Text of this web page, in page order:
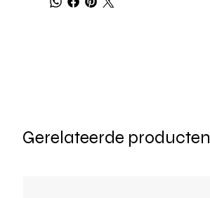
Gerelateerde producten